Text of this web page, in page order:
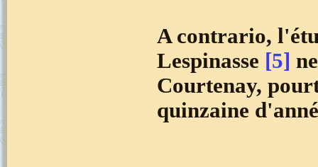
A contrario,
Lespinasse [5]
Courtenay,
quinzaine